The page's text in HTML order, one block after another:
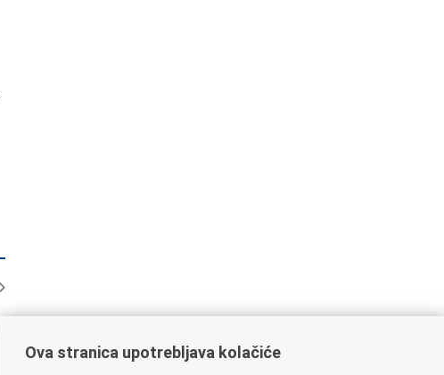
Važne poveznice
Ova stranica upotrebljava kolačiće